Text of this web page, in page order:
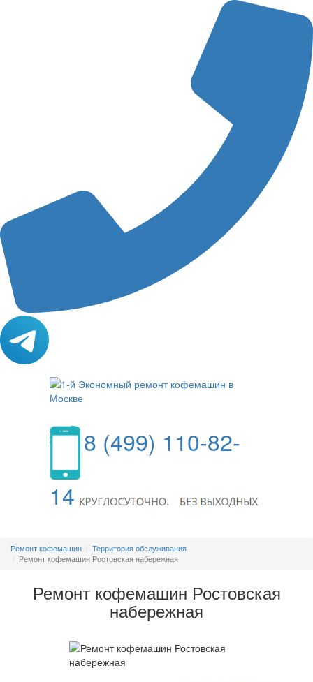
8 (499) 110-82-
14
Ремонт кофемашин
Территория обслуживания
Ремонт кофемашин Ростовская набережная
Ремонт кофемашин Ростовская
набережная